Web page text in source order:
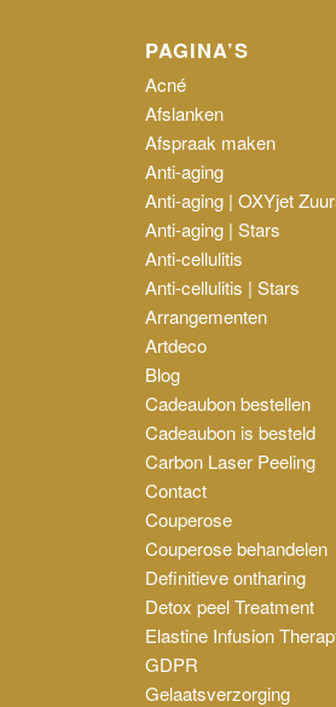
PAGINA’S
Acné
Afslanken
Afspraak maken
Anti-aging
Anti-aging | OXYjet
Anti-aging | Stars
Anti-cellulitis
Anti-cellulitis | Stars
Arrangementen
Artdeco
Blog
Cadeaubon bestellen
Cadeaubon is besteld
Carbon Laser Peeling
Contact
Couperose
Couperose behandelen
Definitieve ontharing
Detox peel Treatment
Elastine Infusion
GDPR
Gelaatsverzorging